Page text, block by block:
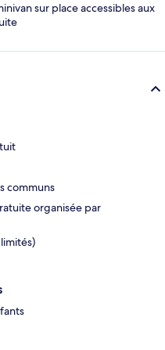
sur place accessibles aux
communs
organisée par